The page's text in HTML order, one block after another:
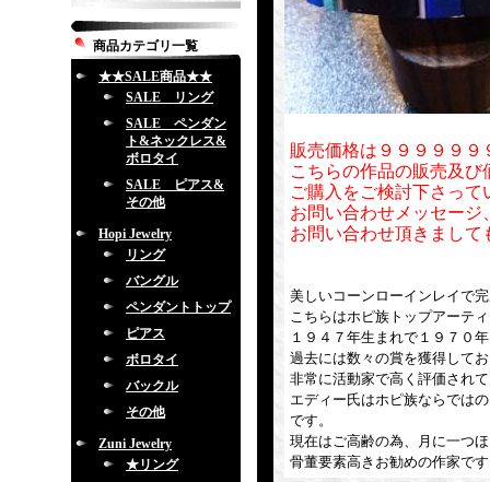
商品カテゴリ一覧
★★SALE商品★★
SALE リング
SALE ペンダン
ト&ネックレス&
ボロタイ
SALE ピアス&
その他
Hopi Jewelry
リング
バングル
ペンダントトップ
ピアス
ボロタイ
バックル
その他
Zuni Jewelry
★リング
販売価格は９９９９９
こちらの作品の販売及
ご購入をご検討下さっ
お問い合わせメッセー
お問い合わせ頂きまし
美しいコーンローインレイで
こちらはホピ族トップアーテ
１９４７年生まれで１９７０
過去には数々の賞を獲得して
非常に活動家で高く評価され
エディー氏はホピ族ならでは
です。
現在はご高齢の為、月に一つ
骨董要素高きお勧めの作家で